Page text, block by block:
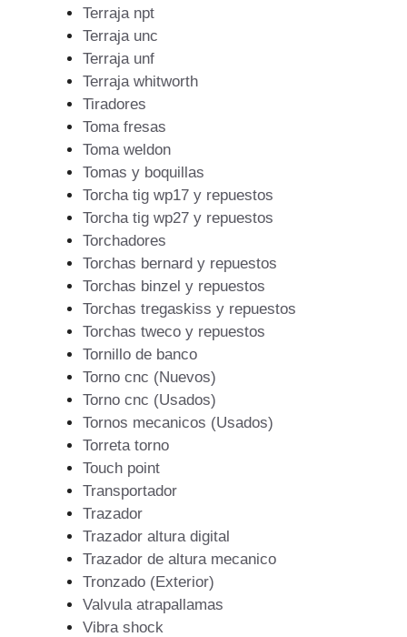
Terraja npt
Terraja unc
Terraja unf
Terraja whitworth
Tiradores
Toma fresas
Toma weldon
Tomas y boquillas
Torcha tig wp17 y repuestos
Torcha tig wp27 y repuestos
Torchadores
Torchas bernard y repuestos
Torchas binzel y repuestos
Torchas tregaskiss y repuestos
Torchas tweco y repuestos
Tornillo de banco
Torno cnc (Nuevos)
Torno cnc (Usados)
Tornos mecanicos (Usados)
Torreta torno
Touch point
Transportador
Trazador
Trazador altura digital
Trazador de altura mecanico
Tronzado (Exterior)
Valvula atrapallamas
Vibra shock